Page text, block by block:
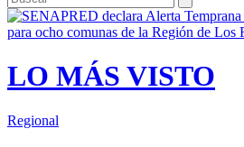
LO MÁS VISTO
Regional